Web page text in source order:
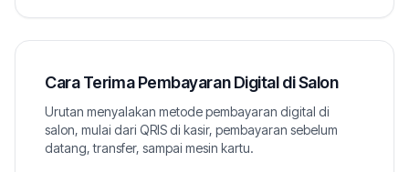
Cara Terima Pembayaran Digital di Salon
Urutan menyalakan metode pembayaran digital di
salon, mulai dari QRIS di kasir, pembayaran sebelum
datang, transfer, sampai mesin kartu.